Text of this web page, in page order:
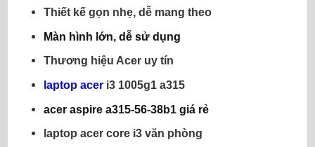
Thiết kế gọn nhẹ, dễ mang theo
Màn hình lớn, dễ sử dụng
Thương hiệu Acer uy tín
laptop aceri3 1005g1 a315
acer aspire a315-56-38b1 giá rẻ
laptop acer core i3 văn phòng